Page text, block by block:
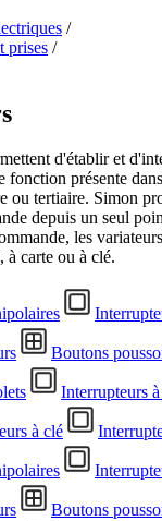
/
prises /
d'établir et
fonction présente
ou tertiaire. Simon
depuis un seul
les
à carte ou à clé.
Boutons
Interrupteurs
à clé
Boutons